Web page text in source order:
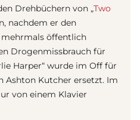
Drehbüchern von „Two
nachdem er den
mehrmals öffentlich
Drogenmissbrauch für
Harper“ wurde im Off für
Ashton Kutcher ersetzt. Im
von einem Klavier